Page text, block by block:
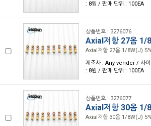
: 8원 / 판매 단위 : 100EA
상품번호 : 3276076
Axial저항 27옴 1/
Axial저항 27옴 1/8W(J)
제조사 : Any vender / 사
: 8원 / 판매 단위 : 100EA
상품번호 : 3276077
Axial저항 30옴 1/
Axial저항 30옴 1/8W(J)